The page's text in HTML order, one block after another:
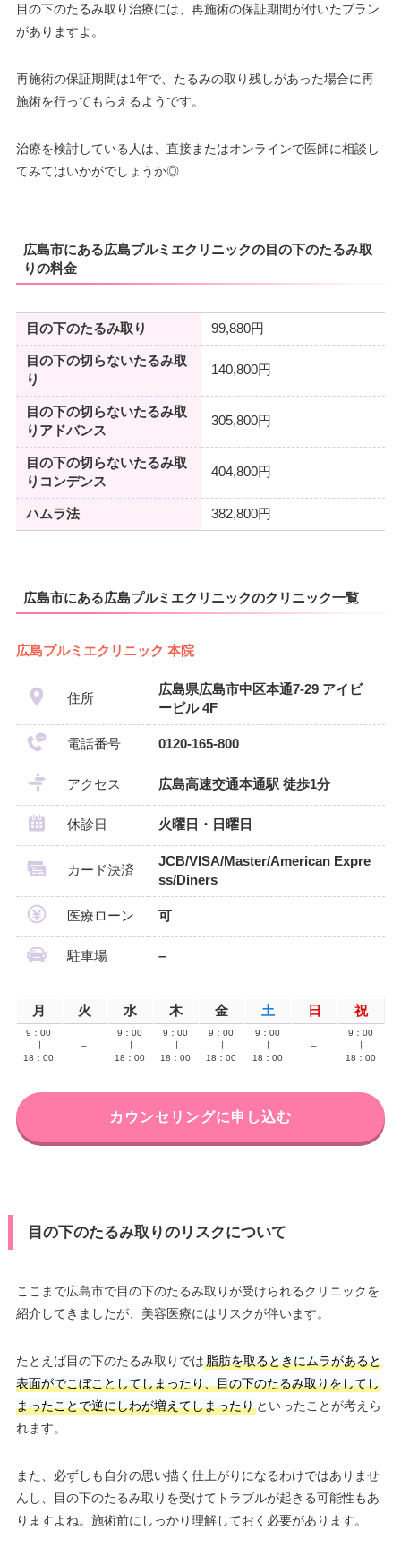
目の下のたるみ取り治療には、再施術の保証期間が付いたプラン
がありますよ。
再施術の保証期間は1年で、たるみの取り残しがあった場合に再
施術を行ってもらえるようです。
治療を検討している人は、直接またはオンラインで医師に相談し
てみてはいかがでしょうか◎
広島市にある広島プルミエクリニックの目の下のたるみ取
りの料金
目の下のたるみ取り 99,880円
目の下の切らないたるみ取
り
140,800円
目の下の切らないたるみ取
りアドバンス
305,800円
目の下の切らないたるみ取
りコンデンス
404,800円
ハムラ法 382,800円
広島市にある広島プルミエクリニックのクリニック一覧
広島プルミエクリニック 本院
住所
広島県広島市中区本通7-29 アイビ
ービル 4F
電話番号 0120-165-800
アクセス 広島高速交通本通駅 徒歩1分
休診日 火曜日・日曜日
カード決済
JCB/VISA/Master/American Expre
ss/Diners
医療ローン 可
駐車場 –
月 火 水 木 金 土 日 祝
9：00
18：00
–
9：00
18：00
9：00
18：00
9：00
18：00
9：00
18：00
–
9：00
18：00
カウンセリングに申し込む
目の下のたるみ取りのリスクについて
ここまで広島市で目の下のたるみ取りが受けられるクリニックを
紹介してきましたが、美容医療にはリスクが伴います。
たとえば目の下のたるみ取りでは脂肪を取るときにムラがあると
表面がでこぼことしてしまったり、目の下のたるみ取りをしてし
まったことで逆にしわが増えてしまったりといったことが考えら
れます。
また、必ずしも自分の思い描く仕上がりになるわけではありませ
んし、目の下のたるみ取りを受けてトラブルが起きる可能性もあ
りますよね。施術前にしっかり理解しておく必要があります。